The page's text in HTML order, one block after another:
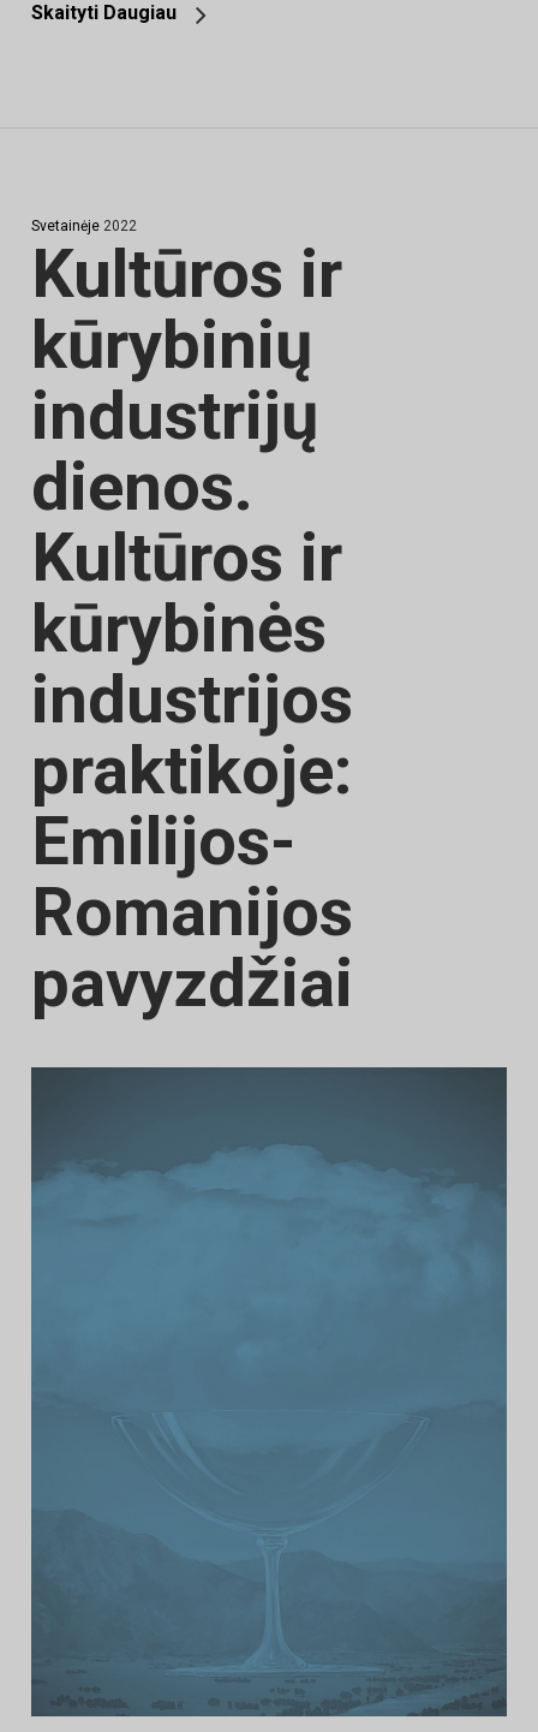
Skaityti Daugiau
Svetainėje 2022
Kultūros ir
kūrybinių
industrijų
dienos.
Kultūros ir
kūrybinės
industrijos
praktikoje:
Emilijos-
Romanijos
pavyzdžiai